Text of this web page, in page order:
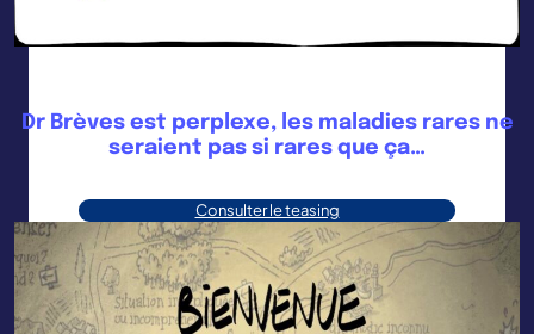
Dr Brèves est perplexe, les maladies rares ne
seraient pas si rares que ça…
Consulter le teasing